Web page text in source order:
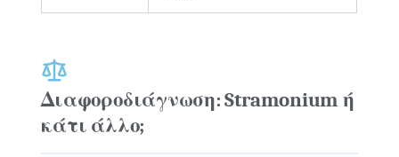
Διαφοροδιάγνωση: Stramonium ή
κάτι άλλο;